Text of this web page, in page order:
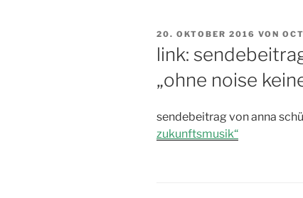
VERÖFFENTLICHT
AM
20. OKTOBER 2016 VON
link:
„ohne noise
sendebeitrag von anna
zukunftsmusik“